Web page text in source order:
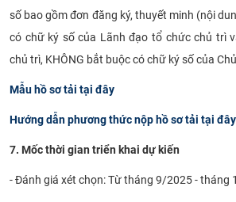
số bao gồm đơn đăng ký, thuyết minh (nội
có chữ ký số của Lãnh đạo tổ chức chủ trì
chủ trì, KHÔNG bắt buộc có chữ ký số của
Mẫu hồ sơ tải tại đây
Hướng dẫn phương thức nộp hồ sơ tải tại đây
7. Mốc thời gian triển khai dự kiến
- Đánh giá xét chọn: Từ tháng 9/2025 - tháng